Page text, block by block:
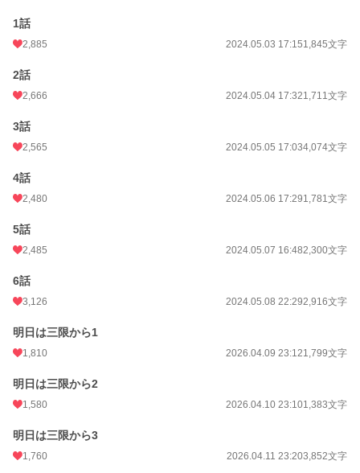
1話
2,885 2024.05.03 17:151,845文字
2話
2,666 2024.05.04 17:321,711文字
3話
2,565 2024.05.05 17:034,074文字
4話
2,480 2024.05.06 17:291,781文字
5話
2,485 2024.05.07 16:482,300文字
6話
3,126 2024.05.08 22:292,916文字
明日は三限から1
1,810 2026.04.09 23:121,799文字
明日は三限から2
1,580 2026.04.10 23:101,383文字
明日は三限から3
1,760 2026.04.11 23:203,852文字